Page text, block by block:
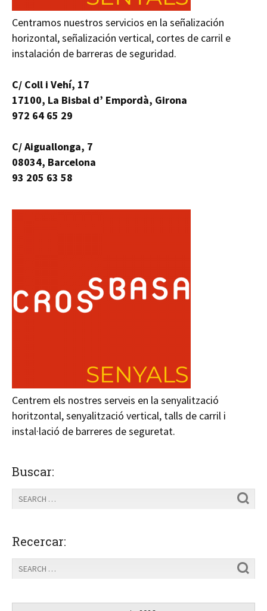
Centramos nuestros servicios en la señalización
horizontal, señalización vertical, cortes de carril e
instalación de barreras de seguridad.
C/ Coll i Vehí, 17
17100, La Bisbal d’ Empordà, Girona
972 64 65 29
C/ Aiguallonga, 7
08034, Barcelona
93 205 63 58
Centrem els nostres serveis en la senyalització
horitzontal, senyalització vertical, talls de carril i
instal·lació de barreres de seguretat.
Buscar:
Recercar: